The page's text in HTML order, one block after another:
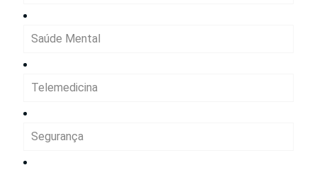
Saúde Mental
Telemedicina
Segurança